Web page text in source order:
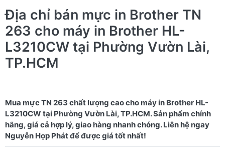
Địa chỉ bán mực in Brother TN
263 cho máy in Brother HL-
L3210CW tại Phường Vườn Lài,
TP.HCM
Mua mực TN 263 chất lượng cao cho máy in Brother HL-
L3210CW tại Phường Vườn Lài, TP.HCM. Sản phẩm chính
hãng, giá cả hợp lý, giao hàng nhanh chóng. Liên hệ ngay